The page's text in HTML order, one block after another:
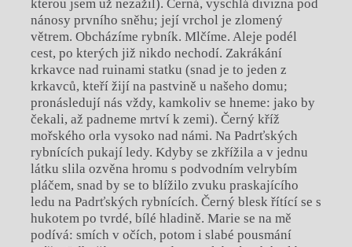
kterou jsem už nezažil). Černá, vyschlá divizna pod
nánosy prvního sněhu; její vrchol je zlomený
větrem. Obcházíme rybník. Mlčíme. Aleje podél
cest, po kterých již nikdo nechodí. Zakrákání
krkavce nad ruinami statku (snad je to jeden z
krkavců, kteří žijí na pastvině u našeho domu;
pronásledují nás vždy, kamkoliv se hneme: jako by
čekali, až padneme mrtví k zemi). Černý kříž
mořského orla vysoko nad námi. Na Padrťských
rybnících pukají ledy. Kdyby se zkřížila a v jednu
látku slila ozvěna hromu s podvodním velrybím
pláčem, snad by se to blížilo zvuku praskajícího
ledu na Padrťských rybnících. Černý blesk řítící se s
hukotem po tvrdé, bílé hladině. Marie se na mě
podívá: smích v očích, potom i slabé pousmání